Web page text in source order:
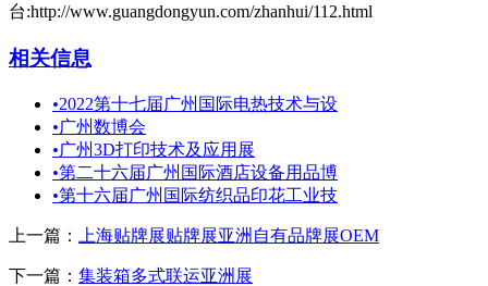
台:http://www.guangdongyun.com/zhanhui/112.html
相关信息
•2022第十七届广州国际电热技术与设
•广州数博会
•广州3D打印技术及应用展
•第二十六届广州国际酒店设备用品博
•第十六届广州国际纺织品印花工业技
上一篇： 上海贴牌展贴牌展亚洲自有品牌展OEM
下一篇： 集装箱多式联运亚洲展